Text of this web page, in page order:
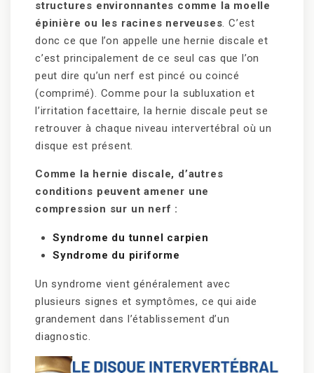
structures environnantes comme la moelle
épinière ou les racines nerveuses. C’est
donc ce que l’on appelle une hernie discale et
c’est principalement de ce seul cas que l’on
peut dire qu’un nerf est pincé ou coincé
(comprimé). Comme pour la subluxation et
l’irritation facettaire, la hernie discale peut se
retrouver à chaque niveau intervertébral où un
disque est présent.
Comme la hernie discale, d’autres
conditions peuvent amener une
compression sur un nerf :
Syndrome du tunnel carpien
Syndrome du piriforme
Un syndrome vient généralement avec
plusieurs signes et symptômes, ce qui aide
grandement dans l’établissement d’un
diagnostic.